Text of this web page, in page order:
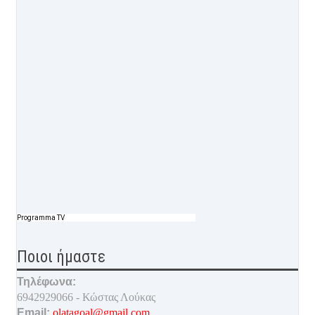
Programma TV
Ποιοι ήμαστε
Τηλέφωνα:
6942929066 - Κώστας Λούκας